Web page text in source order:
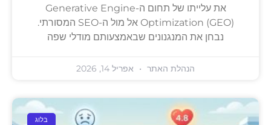
את עלייתו של תחום ה-Generative Engine
Optimization (GEO) אל מול ה-SEO המסורתי.
נבחן את המנגנונים שבאמצעותם מודלי שפה
הנהלת האתר אפריל 14, 2026
בלוג